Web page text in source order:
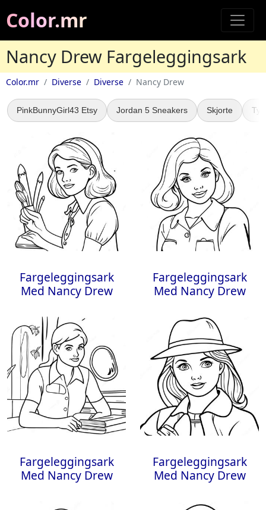
Color.mr
Nancy Drew Fargeleggingsark
Color.mr Diverse Diverse Nancy Drew
PinkBunnyGirl43 Etsy Jordan 5 Sneakers Skjorte
Fargeleggingsark
Med Nancy Drew
Fargeleggingsark
Med Nancy Drew
Fargeleggingsark
Med Nancy Drew
Fargeleggingsark
Med Nancy Drew